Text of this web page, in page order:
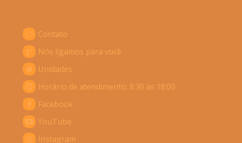
Contato
Nós ligamos para você
Unidades
Horário de atendimento: 8:30 às 18:00
Facebook
YouTube
Instagram